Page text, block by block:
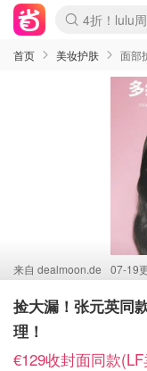
Boticinal 夏
4折！lulu
还没结束！
Joybuy变
速领！
疑似霸哥！
Zalando 奥
Moncler反
Coach
首页 美妆护肤 面部
来自 dealmoon.de 07-19
捡大漏！张元英同
理！
€129收封面同款